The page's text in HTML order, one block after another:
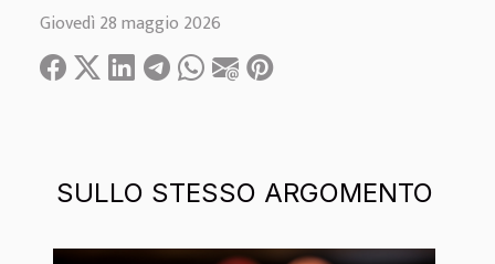
SULLO STESSO ARGOMENTO
Giovedì 28 maggio 2026